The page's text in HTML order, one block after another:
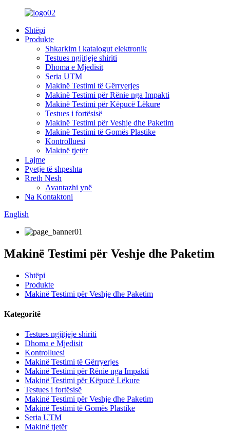
Shtëpi
Produkte
Shkarkim i katalogut elektronik
Testues ngjitjeje shiriti
Dhoma e Mjedisit
Seria UTM
Makinë Testimi të Gërryerjes
Makinë Testimi për Rënie nga Impakti
Makinë Testimi për Këpucë Lëkure
Testues i fortësisë
Makinë Testimi për Veshje dhe Paketim
Makinë Testimi të Gomës Plastike
Kontrolluesi
Makinë tjetër
Lajme
Pyetje të shpeshta
Rreth Nesh
Avantazhi ynë
Na Kontaktoni
English
Makinë Testimi për Veshje dhe Paketim
Shtëpi
Produkte
Makinë Testimi për Veshje dhe Paketim
Kategoritë
Testues ngjitjeje shiriti
Dhoma e Mjedisit
Kontrolluesi
Makinë Testimi të Gërryerjes
Makinë Testimi për Rënie nga Impakti
Makinë Testimi për Këpucë Lëkure
Testues i fortësisë
Makinë Testimi për Veshje dhe Paketim
Makinë Testimi të Gomës Plastike
Seria UTM
Makinë tjetër